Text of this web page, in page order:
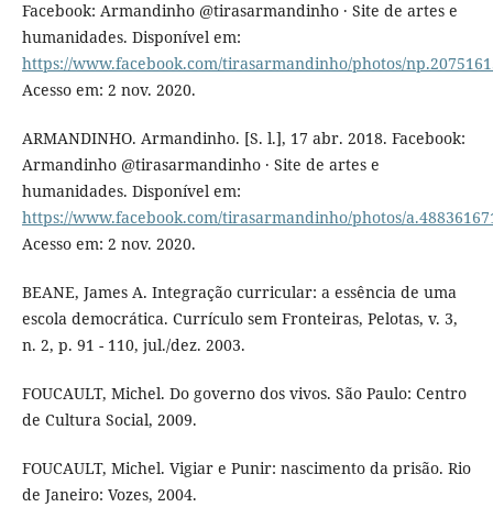
Facebook: Armandinho @tirasarmandinho · Site de artes e
humanidades. Disponível em:
https://www.facebook.com/tirasarmandinho/photos/
Acesso em: 2 nov. 2020.
ARMANDINHO. Armandinho. [S. l.], 17 abr. 2018. Facebook:
Armandinho @tirasarmandinho · Site de artes e
humanidades. Disponível em:
https://www.facebook.com/tirasarmandinho/photos/
Acesso em: 2 nov. 2020.
BEANE, James A. Integração curricular: a essência de uma
escola democrática. Currículo sem Fronteiras, Pelotas, v. 3,
n. 2, p. 91 - 110, jul./dez. 2003.
FOUCAULT, Michel. Do governo dos vivos. São Paulo: Centro
de Cultura Social, 2009.
FOUCAULT, Michel. Vigiar e Punir: nascimento da prisão. Rio
de Janeiro: Vozes, 2004.